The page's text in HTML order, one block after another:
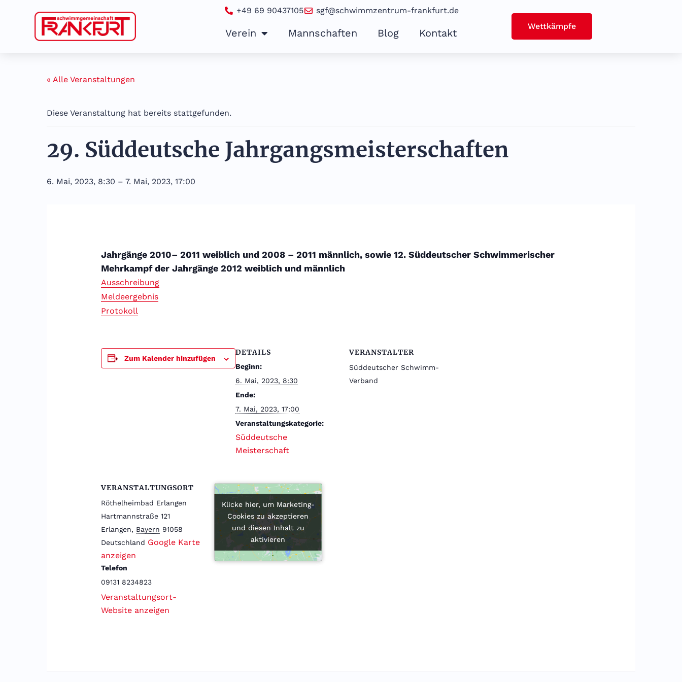
+49 69 90437105 sgf@schwimmzentrum-frankfurt.de
Verein Mannschaften Blog Kontakt
Wettkämpfe
« Alle Veranstaltungen
Diese Veranstaltung hat bereits stattgefunden.
29. Süddeutsche Jahrgangsmeisterschaften
6. Mai, 2023, 8:30 – 7. Mai, 2023, 17:00
Jahrgänge 2010– 2011 weiblich und 2008 – 2011 männlich, sowie 12. Süddeutscher Schwimmerischer
Mehrkampf der Jahrgänge 2012 weiblich und männlich
Ausschreibung
Meldeergebnis
Protokoll
Zum Kalender hinzufügen
DETAILS
Beginn:
6. Mai, 2023, 8:30
Ende:
7. Mai, 2023, 17:00
Veranstaltungskategorie:
Süddeutsche
Meisterschaft
VERANSTALTER
Süddeutscher Schwimm-
Verband
VERANSTALTUNGSORT
Röthelheimbad Erlangen
Hartmannstraße 121
Erlangen, Bayern 91058
Deutschland Google Karte
anzeigen
Telefon
09131 8234823
Veranstaltungsort-
Website anzeigen
Klicke hier, um Marketing-
Cookies zu akzeptieren
und diesen Inhalt zu
aktivieren
Klicke hier, um Marketing-
Cookies zu akzeptieren
und diesen Inhalt zu
aktivieren